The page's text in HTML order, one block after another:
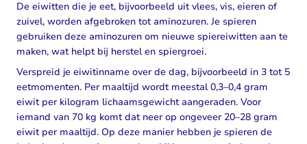
De eiwitten die je eet, bijvoorbeeld uit vlees, vis, eieren of
zuivel, worden afgebroken tot aminozuren. Je spieren
gebruiken deze aminozuren om nieuwe spiereiwitten aan te
maken, wat helpt bij herstel en spiergroei.
Verspreid je eiwitinname over de dag, bijvoorbeeld in 3 tot 5
eetmomenten. Per maaltijd wordt meestal 0,3–0,4 gram
eiwit per kilogram lichaamsgewicht aangeraden. Voor
iemand van 70 kg komt dat neer op ongeveer 20–28 gram
eiwit per maaltijd. Op deze manier hebben je spieren de